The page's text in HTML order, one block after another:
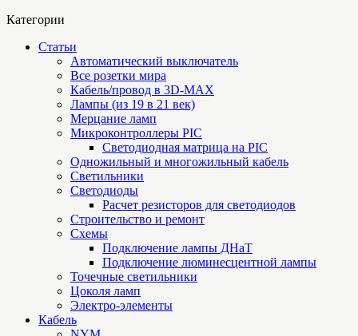
Категории
Статьи
Автоматический выключатель
Все розетки мира
Кабель/провод в 3D-MAX
Лампы (из 19 в 21 век)
Мерцание ламп
Микроконтроллеры PIC
Cветодиодная матрица на PIC
Одножильный и многожильный кабель
Светильники
Светодиоды
Расчет резисторов для светодиодов
Строительство и ремонт
Схемы
Подключение лампы ДНаТ
Подключение люминесцентной лампы
Точечные светильники
Цоколя ламп
Электро-элементы
Кабель